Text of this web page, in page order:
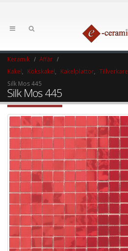
Keramik
Affär
Kakel
Kökskakel Kakelplattor Tillverkare
Silk Mos 445
Silk Mos 445